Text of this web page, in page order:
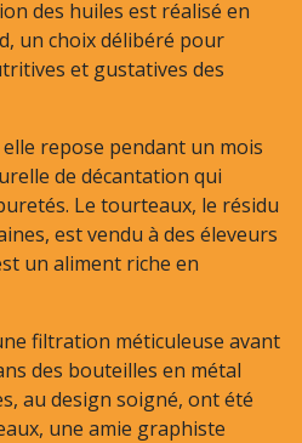
des huiles est réalisé en
un choix délibéré pour
et gustatives des
repose pendant un mois
de décantation qui
Le tourteaux, le résidu
est vendu à des éleveurs
un aliment riche en
filtration méticuleuse avant
des bouteilles en métal
au design soigné, ont été
une amie graphiste